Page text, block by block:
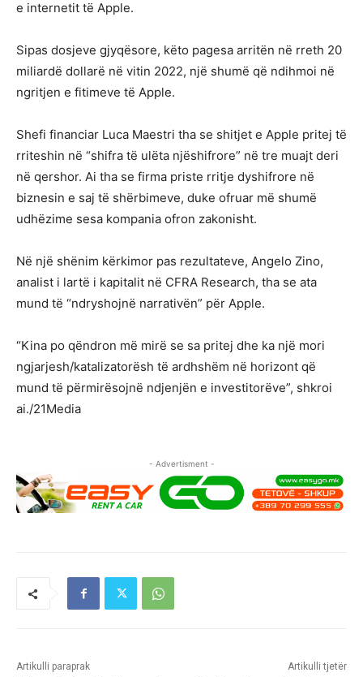
e internetit të Apple.
Sipas dosjeve gjyqësore, këto pagesa arritën në rreth 20
miliardë dollarë në vitin 2022, një shumë që ndihmoi në
ngritjen e fitimeve të Apple.
Shefi financiar Luca Maestri tha se shitjet e Apple pritej të
rriteshin në “shifra të ulëta njëshifrore” në tre muajt deri
në qershor. Ai tha se firma priste rritje dyshifrore në
biznesin e saj të shërbimeve, duke ofruar më shumë
udhëzime sesa kompania ofron zakonisht.
Në një shënim kërkimor pas rezultateve, Angelo Zino,
analist i lartë i kapitalit në CFRA Research, tha se ata
mund të “ndryshojnë narrativën” për Apple.
“Kina po qëndron më mirë se sa pritej dhe ka një mori
ngjarjesh/katalizatorësh të ardhshëm në horizont që
mund të përmirësojnë ndjenjën e investitorëve”, shkroi
ai./21Media
- Advertisment -
Artikulli paraprak Artikulli tjetër